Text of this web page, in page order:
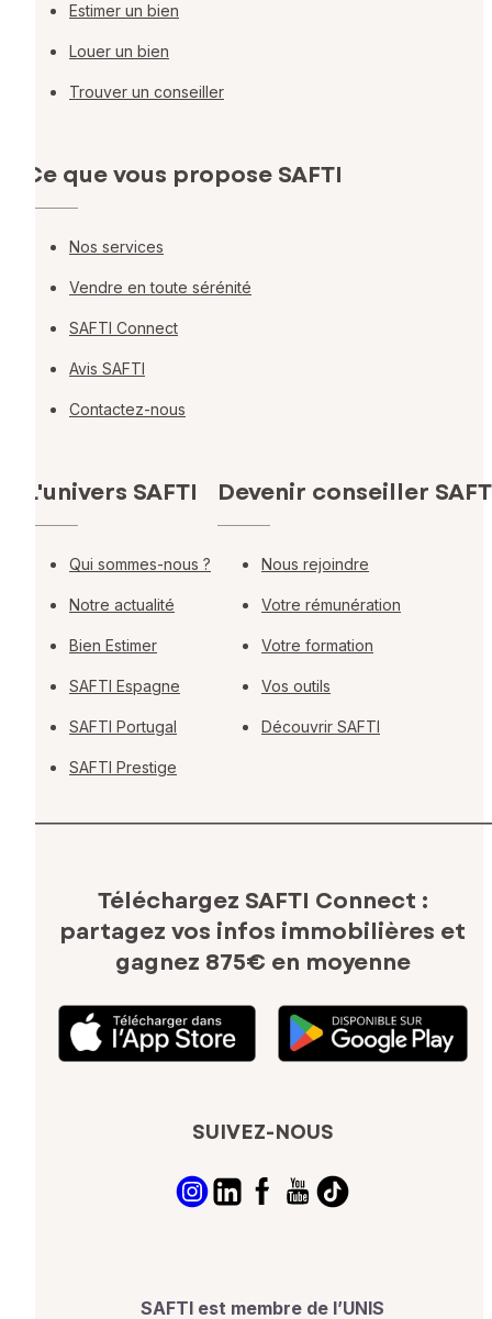
Estimer un bien
Louer un bien
Trouver un conseiller
Ce que vous propose SAFTI
Nos services
Vendre en toute sérénité
SAFTI Connect
Avis SAFTI
Contactez-nous
L'univers SAFTI
Qui sommes-nous ?
Notre actualité
Bien Estimer
SAFTI Espagne
SAFTI Portugal
SAFTI Prestige
Devenir conseiller
Nous rejoindre
Votre rémunération
Votre formation
Vos outils
Découvrir SAFTI
Téléchargez SAFTI Connect :
partagez vos infos immobilières et
gagnez 875€ en moyenne
SUIVEZ-NOUS
SAFTI est membre de l’UNIS